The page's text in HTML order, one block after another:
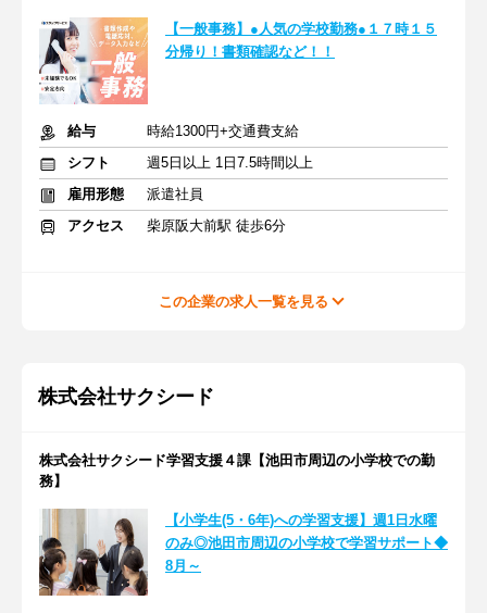
【一般事務】●人気の学校勤務●１７時１５
分帰り！書類確認など！！
給与
時給1300円+交通費支給
シフト
週5日以上 1日7.5時間以上
雇用形態
派遣社員
アクセス
柴原阪大前駅 徒歩6分
この企業の求人一覧を見る
株式会社サクシード
株式会社サクシード学習支援４課【池田市周辺の小学校での勤
務】
【小学生(5・6年)への学習支援】週1日水曜
のみ◎池田市周辺の小学校で学習サポート◆
8月～